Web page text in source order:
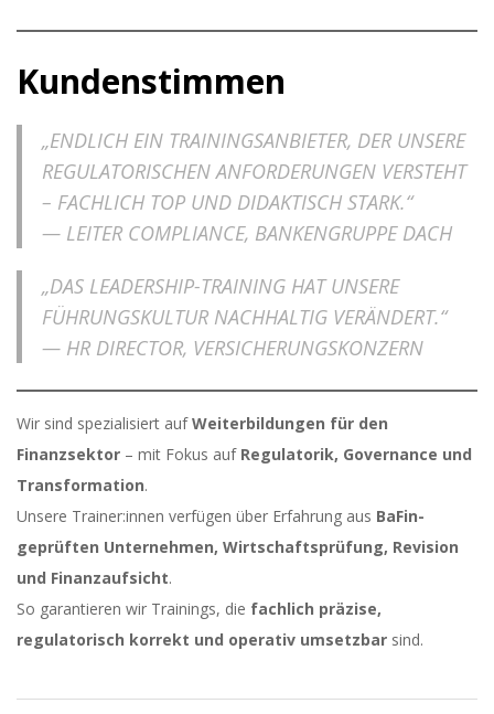
Kundenstimmen
„ENDLICH EIN TRAININGSANBIETER, DER UNSERE
REGULATORISCHEN ANFORDERUNGEN VERSTEHT
– FACHLICH TOP UND DIDAKTISCH STARK.“
— LEITER COMPLIANCE, BANKENGRUPPE DACH
„DAS LEADERSHIP-TRAINING HAT UNSERE
FÜHRUNGSKULTUR NACHHALTIG VERÄNDERT.“
— HR DIRECTOR, VERSICHERUNGSKONZERN
Wir sind spezialisiert aufWeiterbildungen für den
Finanzsektor – mit Fokus auf Regulatorik, Governance und
Transformation.
Unsere Trainer:innen verfügen über Erfahrung aus BaFin-
geprüften Unternehmen, Wirtschaftsprüfung, Revision
und Finanzaufsicht.
So garantieren wir Trainings, die fachlich präzise,
regulatorisch korrekt und operativ umsetzbar sind.